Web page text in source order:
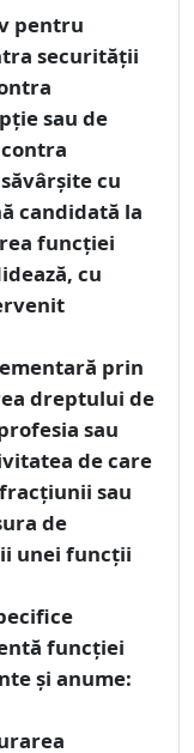
pentru
securităţii
sau de
cu
candidată la
funcţiei
cu
prin
dreptului de
sau
de care
sau
de
unei funcţii
funcţiei
şi anume: